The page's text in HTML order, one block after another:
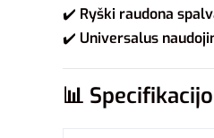
✔️ Ryški raudona
✔️ Universalus
📊